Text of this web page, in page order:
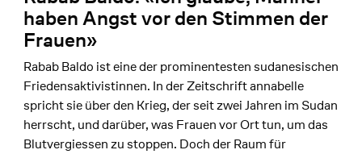
haben Angst vor den Stimmen der
Frauen»
Rabab Baldo ist eine der prominentesten sudanesischen
Friedensaktivistinnen. In der Zeitschrift annabelle
spricht sie über den Krieg, der seit zwei Jahren im Sudan
herrscht, und darüber, was Frauen vor Ort tun, um das
Blutvergiessen zu stoppen. Doch der Raum für